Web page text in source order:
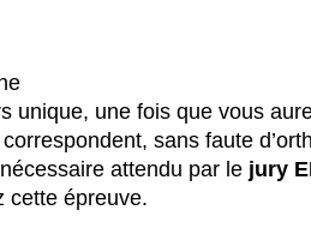
unique, une fois que vous
sans faute
attendu par le jury
cette épreuve.